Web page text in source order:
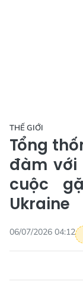
THẾ GIỚI
Tổng
đàm với
cuộc
Ukraine
06/07/2026 04:12